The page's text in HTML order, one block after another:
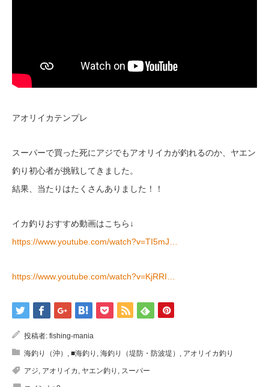
アオリイカテンプレ
スーパーで買った死にアジでもアオリイカが釣れるのか、ヤエン
釣り初心者が挑戦してきました。
結果、当たりはたくさんありました！！
イカ釣りおすすめ動画はこちら↓
https://www.youtube.com/watch?v=TI5mJ…
https://www.youtube.com/watch?v=KjRRI…
投稿者: fishing-mania
海釣り（沖） , ■海釣り , 海釣り（堤防・防波堤） , アオリイカ釣り
アジ, アオリイカ , ヤエン釣り , スーパー